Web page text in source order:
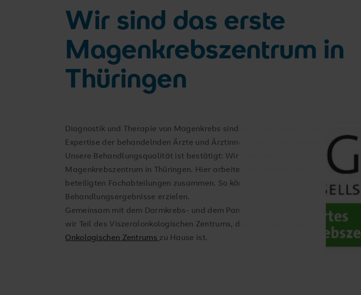
Wir sind das erste
Magenkrebszentrum in
Thüringen
Diagnostik und Therapie von Magenkrebs sind komplex. Dabei spielt die
Expertise der behandelnden Ärzte und Ärztinnen eine entscheidende Rolle.
Unsere Behandlungsqualität ist bestätigt: Wir sind das erste zertifizierte
Magenkrebszentrum in Thüringen. Hier arbeiten wir interdisziplinär mit allen
beteiligten Fachabteilungen zusammen. So können wir die für Sie besten
Behandlungsergebnisse erzielen.
Gemeinsam mit dem Darmkrebs- und dem Pankreaskarzinomzentrum sind
wir Teil des Viszeralonkologischen Zentrums, das unter dem Dach unseres
Onkologischen Zentrums zu Hause ist.